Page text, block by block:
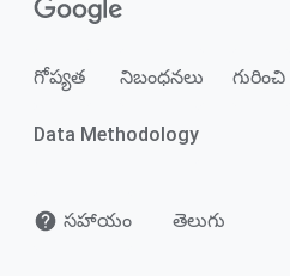
గోప్యత నిబంధనలు గురించి
Data Methodology
సహాయం